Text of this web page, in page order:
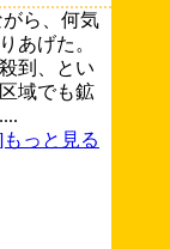
ら、何気
あげた。
到、とい
域でも鉱
っと見る